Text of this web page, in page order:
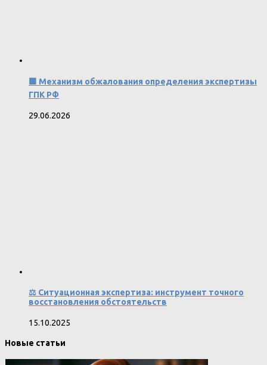
🟩 Механизм обжалования определения экспертизы
ГПК РФ
29.06.2026
⚖️ Ситуационная экспертиза: инструмент точного
восстановления обстоятельств
15.10.2025
Новые статьи